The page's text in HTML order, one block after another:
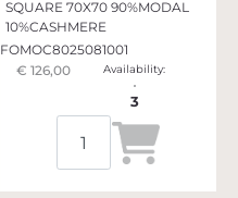
SQUARE 70X70 90%MODAL
10%CASHMERE
FOMOC8025081001
€ 126,00
Availability:
3
Quantità